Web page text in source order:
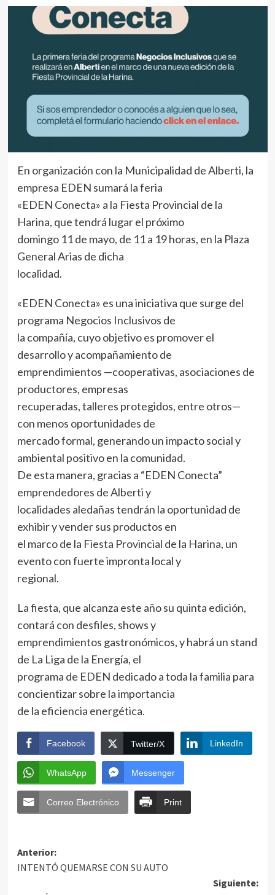
En organización con la Municipalidad de Alberti, la
empresa EDEN sumará la feria
«EDEN Conecta» a la Fiesta Provincial de la
Harina, que tendrá lugar el próximo
domingo 11 de mayo, de 11 a 19 horas, en la Plaza
General Arias de dicha
localidad.
«EDEN Conecta» es una iniciativa que surge del
programa Negocios Inclusivos de
la compañía, cuyo objetivo es promover el
desarrollo y acompañamiento de
emprendimientos —cooperativas, asociaciones de
productores, empresas
recuperadas, talleres protegidos, entre otros—
con menos oportunidades de
mercado formal, generando un impacto social y
ambiental positivo en la comunidad.
De esta manera, gracias a “EDEN Conecta”
emprendedores de Alberti y
localidades aledañas tendrán la oportunidad de
exhibir y vender sus productos en
el marco de la Fiesta Provincial de la Harina, un
evento con fuerte impronta local y
regional.
La fiesta, que alcanza este año su quinta edición,
contará con desfiles, shows y
emprendimientos gastronómicos, y habrá un stand
de La Liga de la Energía, el
programa de EDEN dedicado a toda la familia para
concientizar sobre la importancia
de la eficiencia energética.
Facebook Twitter/X LinkedIn
WhatsApp Messenger
Correo Electrónico Print
Anterior:
INTENTÓ QUEMARSE CON SU AUTO
Siguiente: